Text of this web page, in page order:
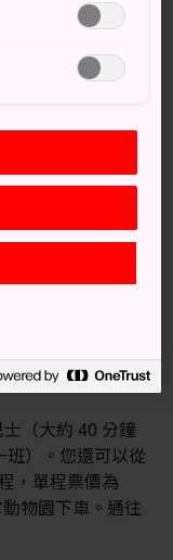
的壯美全貌
園
往大室山及其周
（大約 40 分鐘
）。您還可以從
，單程票價為
物園下車。通往